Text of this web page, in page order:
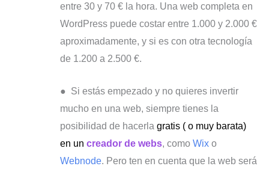
entre 30 y 70 € la hora. Una web completa en
WordPress puede costar entre 1.000 y 2.000 €
aproximadamente, y si es con otra tecnología
de 1.200 a 2.500 €.
● Si estás empezado y no quieres invertir
mucho en una web, siempre tienes la
posibilidad de hacerla gratis ( o muy barata)
en un creador de webs, como Wix o
Webnode. Pero ten en cuenta que la web será